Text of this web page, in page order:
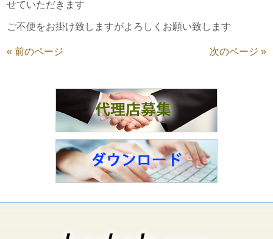
せていただきます
ご不便をお掛け致しますがよろしくお願い致します
« 前のページ 次のページ »